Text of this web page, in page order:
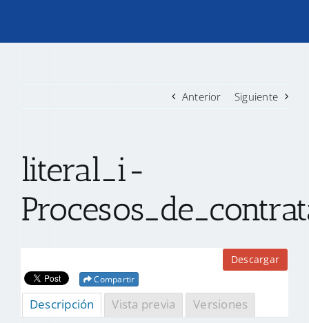
TRANSPARENCIA
CONTACTO
Anterior Siguiente
literal_i-
Descargar
Compartir
Descripción Vista previa Versiones